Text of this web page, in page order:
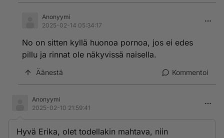
Anonyymi
2025-02-14 05:34:17
No on sitten kyllä huonoa pornoa, jos ei edes
pillu ja rinnat ole näkyvissä naisella.
Äänestä Kommentoi
Anonyymi
2025-02-10 21:59:41
Hyvä Erika, olet todellakin mahtava, niin